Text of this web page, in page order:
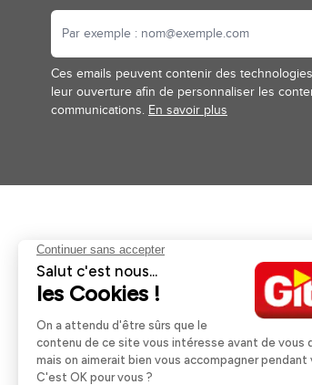
Ces emails peuvent contenir des
leur ouverture afin de personnaliser les
communications. En savoir plus
Aides et informations
Retour et remboursement
Nos guides d'achat
Livraison et retrait
Rappels Produits